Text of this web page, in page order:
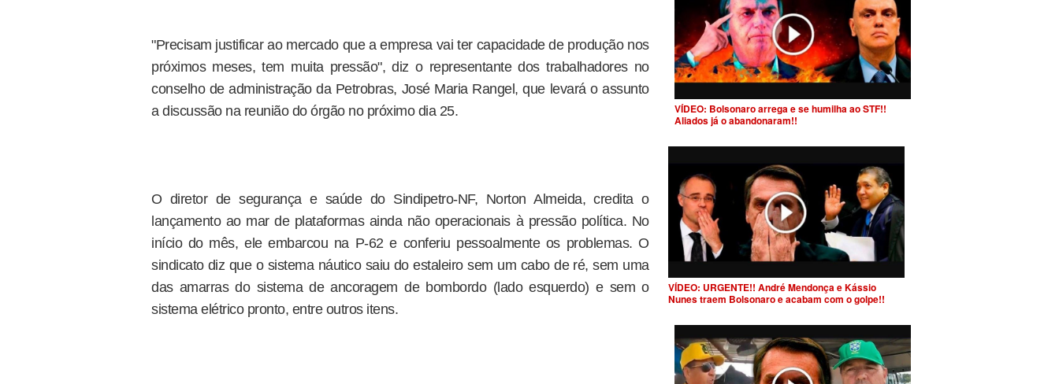
"Precisam justificar ao mercado que a empresa vai ter capacidade de produção nos
próximos meses, tem muita pressão", diz o representante dos trabalhadores no
conselho de administração da Petrobras, José Maria Rangel, que levará o assunto
a discussão na reunião do órgão no próximo dia 25.
O diretor de segurança e saúde do Sindipetro-NF, Norton Almeida, credita o
lançamento ao mar de plataformas ainda não operacionais à pressão política. No
início do mês, ele embarcou na P-62 e conferiu pessoalmente os problemas. O
sindicato diz que o sistema náutico saiu do estaleiro sem um cabo de ré, sem uma
das amarras do sistema de ancoragem de bombordo (lado esquerdo) e sem o
sistema elétrico pronto, entre outros itens.
VÍDEO: Bolsonaro arrega e se humilha ao STF!!
Aliados já o abandonaram!!
VÍDEO: URGENTE!! André Mendonça e Kássio
Nunes traem Bolsonaro e acabam com o golpe!!